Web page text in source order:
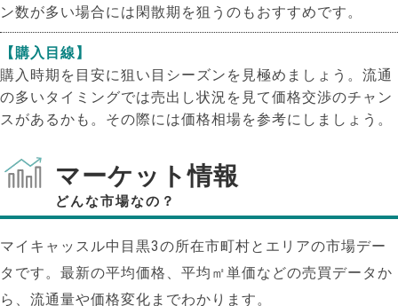
NEW!
NEW!
ン数が多い場合には閑散期を狙うのもおすすめです。
【購入目線】
購入時期を目安に狙い目シーズンを見極めましょう。流通
の多いタイミングでは売出し状況を見て価格交渉のチャン
スがあるかも。その際には価格相場を参考にしましょう。
マーケット情報
どんな市場なの？
マイキャッスル中目黒3の所在市町村とエリアの市場デー
タです。最新の平均価格、平均㎡単価などの売買データか
ら、流通量や価格変化までわかります。